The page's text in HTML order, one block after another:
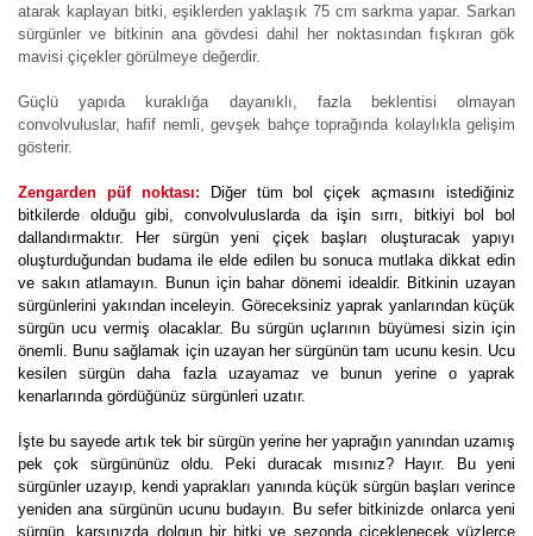
atarak kaplayan bitki, eşiklerden yaklaşık 75 cm sarkma yapar. Sarkan
sürgünler ve bitkinin ana gövdesi dahil her noktasından fışkıran gök
mavisi çiçekler görülmeye değerdir.
Güçlü yapıda kuraklığa dayanıklı, fazla beklentisi olmayan
convolvuluslar, hafif nemli, gevşek bahçe toprağında kolaylıkla gelişim
gösterir.
Zengarden püf noktası: Diğer tüm bol çiçek açmasını istediğiniz
bitkilerde olduğu gibi, convolvuluslarda da işin sırrı, bitkiyi bol bol
dallandırmaktır. Her sürgün yeni çiçek başları oluşturacak yapıyı
oluşturduğundan budama ile elde edilen bu sonuca mutlaka dikkat edin
ve sakın atlamayın. Bunun için bahar dönemi idealdir. Bitkinin uzayan
sürgünlerini yakından inceleyin. Göreceksiniz yaprak yanlarından küçük
sürgün ucu vermiş olacaklar. Bu sürgün uçlarının büyümesi sizin için
önemli. Bunu sağlamak için uzayan her sürgünün tam ucunu kesin. Ucu
kesilen sürgün daha fazla uzayamaz ve bunun yerine o yaprak
kenarlarında gördüğünüz sürgünleri uzatır.
İşte bu sayede artık tek bir sürgün yerine her yaprağın yanından uzamış
pek çok sürgününüz oldu. Peki duracak mısınız? Hayır. Bu yeni
sürgünler uzayıp, kendi yaprakları yanında küçük sürgün başları verince
yeniden ana sürgünün ucunu budayın. Bu sefer bitkinizde onlarca yeni
sürgün, karşınızda dolgun bir bitki ve sezonda çiçeklenecek yüzlerce